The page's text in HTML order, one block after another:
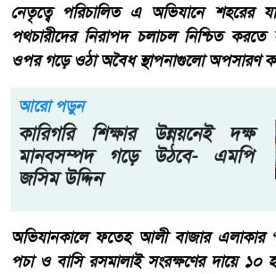
নেতৃত্বে পরিচালিত এ অভিযানে শহরের
পথচারীদের নিরাপদ চলাচল নিশ্চিত
ওপর গড়ে ওঠা অবৈধ স্থাপনাগুলো অপসারণ
আরো পড়ুন
কারিগরি শিক্ষার উন্নয়নেই দক্ষ
মানবসম্পদ গড়ে উঠবে- এমপি
জসিম উদ্দিন
অভিযানকালে ফতেহ আলী বাজার এলাকার
পচা ও বাসি রসমালাই সংরক্ষণের দায়ে ১০